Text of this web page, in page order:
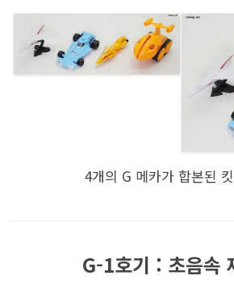
4개의 G 메카가 합본된
G-1호기 : 초음속